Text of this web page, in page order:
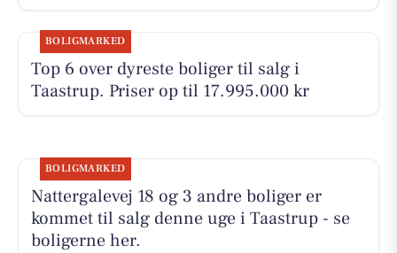
BOLIGMARKED
Top 6 over dyreste boliger til salg i
Taastrup. Priser op til 17.995.000 kr
BOLIGMARKED
Nattergalevej 18 og 3 andre boliger er
kommet til salg denne uge i Taastrup - se
boligerne her.